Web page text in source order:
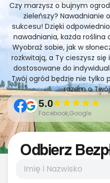
Czy marzysz o bujnym
zieleńszy? Nawadnianie
sukcesu! Dzięki
nawadniania, każda
Wyobraź sobie, jak w
rozkwitają, a Ty cieszysz się
dostosowane do
Twój ogród będzie nie tylko
razem o
5.0
Facebook,Google
Odbierz